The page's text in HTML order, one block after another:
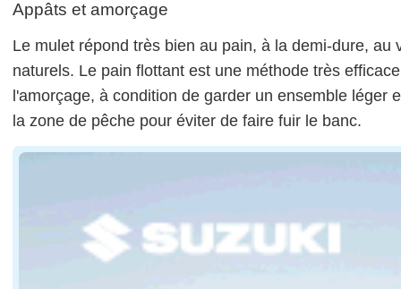
Appâts et amorçage
Le mulet répond très bien au pain, à la demi-dure,
naturels. Le pain flottant est une méthode très
l'amorçage, à condition de garder un ensemble léger
la zone de pêche pour éviter de faire fuir le banc.